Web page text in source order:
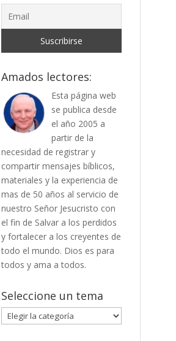
Amados lectores:
Esta página web
se publica desde
el año 2005 a
partir de la
necesidad de registrar y
compartir mensajes bíblicos,
materiales y la experiencia de
mas de 50 años al servicio de
nuestro Señor Jesucristo con
el fin de Salvar a los perdidos
y fortalecer a los creyentes de
todo el mundo. Dios es para
todos y ama a todos.
Seleccione un tema
Seleccione
un